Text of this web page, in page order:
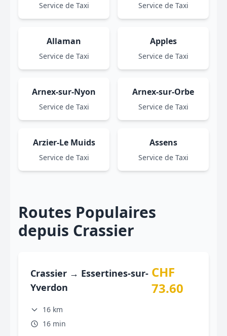
Service de Taxi Service de Taxi
Allaman
Service de Taxi
Apples
Service de Taxi
Arnex-sur-Nyon
Service de Taxi
Arnex-sur-Orbe
Service de Taxi
Arzier-Le Muids
Service de Taxi
Assens
Service de Taxi
Routes Populaires
depuis Crassier
Crassier → Essertines-sur-
Yverdon
CHF
73.60
16 km
16 min